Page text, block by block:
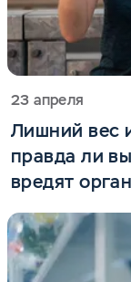
23 апреля
Лишний вес
правда ли
вредят